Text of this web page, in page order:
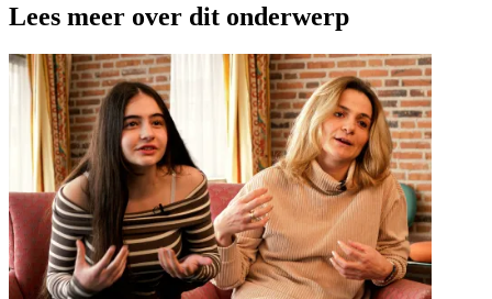
Lees meer over dit onderwerp